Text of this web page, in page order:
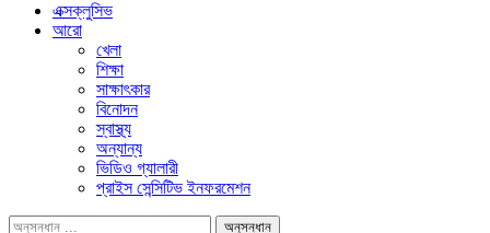
এক্সক্লুসিভ
আরো
খেলা
শিক্ষা
সাক্ষাৎকার
বিনোদন
স্বাস্থ্য
অন্যান্য
ভিডিও গ্যালারী
প্রাইস সেন্সিটিভ ইনফরমেশন